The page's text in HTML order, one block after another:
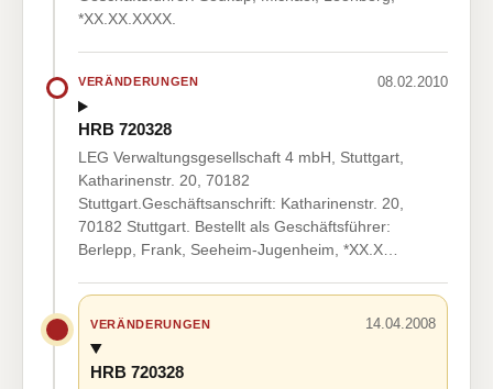
*XX.XX.XXXX.
VERÄNDERUNGEN 08.02.2010
HRB 720328
LEG Verwaltungsgesellschaft 4 mbH, Stuttgart,
Katharinenstr. 20, 70182
Stuttgart.Geschäftsanschrift: Katharinenstr. 20,
70182 Stuttgart. Bestellt als Geschäftsführer:
Berlepp, Frank, Seeheim-Jugenheim, *XX.X…
VERÄNDERUNGEN 14.04.2008
HRB 720328